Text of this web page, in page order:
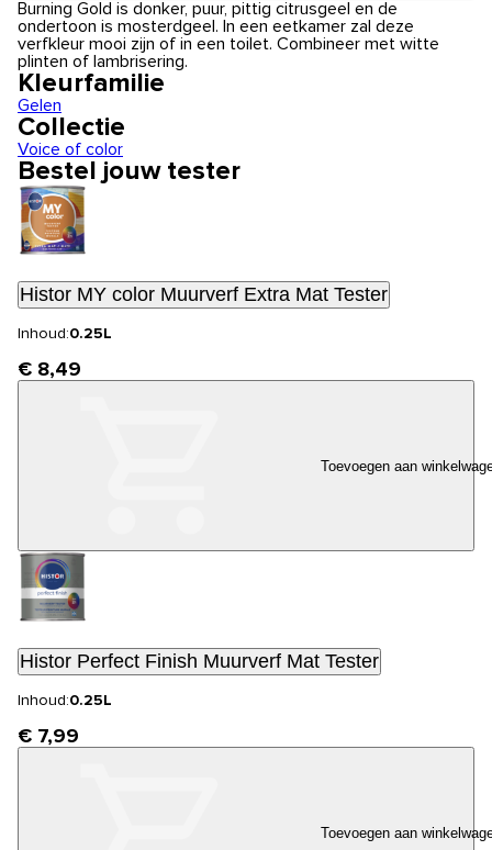
Burning Gold is donker, puur, pittig citrusgeel en de
ondertoon is mosterdgeel. In een eetkamer zal deze
verfkleur mooi zijn of in een toilet. Combineer met witte
plinten of lambrisering.
Kleurfamilie
Gelen
Collectie
Voice of color
Bestel jouw tester
Histor MY color Muurverf Extra Mat Tester
Inhoud:0.25L
€ 8,49
Toevoegen aan
Histor Perfect Finish Muurverf Mat Tester
Inhoud:0.25L
€ 7,99
Toevoegen aan